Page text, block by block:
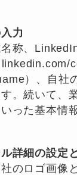
力
称、
linkedin.com/
）、自社
。続いて、
った基本情
詳細の設定
のロゴ画像